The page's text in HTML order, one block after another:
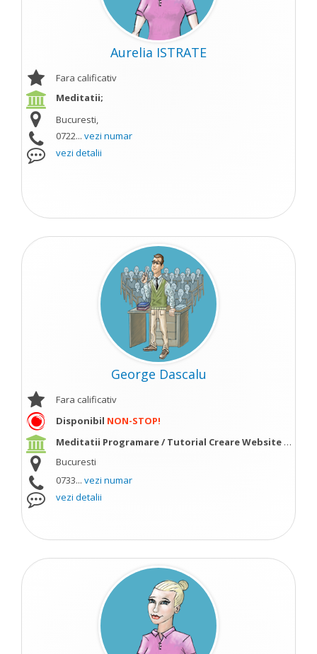
Aurelia ISTRATE
Fara calificativ
Meditatii;
Bucuresti,
0722... vezi numar
vezi detalii
George Dascalu
Fara calificativ
Disponibil NON-STOP!
Meditatii Programare / Tutorial Creare Website vezi
Bucuresti
0733... vezi numar
vezi detalii